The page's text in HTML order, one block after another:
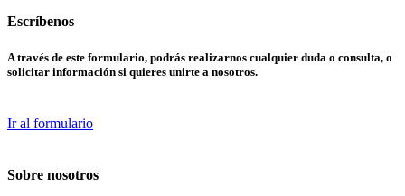
Escríbenos
A través de este formulario, podrás realizarnos cualquier duda o consulta, o
solicitar información si quieres unirte a nosotros.
Ir al formulario
Sobre nosotros